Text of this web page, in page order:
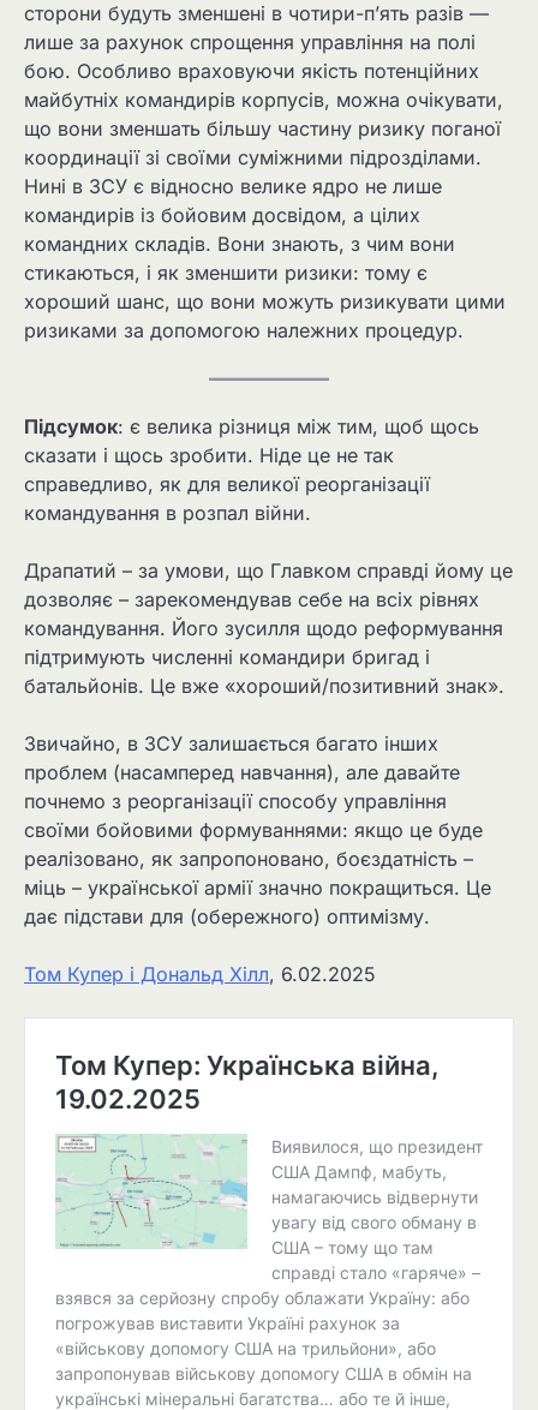
сторони будуть зменшені в чотири-п’ять разів —
лише за рахунок спрощення управління на полі
бою. Особливо враховуючи якість потенційних
майбутніх командирів корпусів, можна очікувати,
що вони зменшать більшу частину ризику поганої
координації зі своїми суміжними підрозділами.
Нині в ЗСУ є відносно велике ядро ​​не лише
командирів із бойовим досвідом, а цілих
командних складів. Вони знають, з чим вони
стикаються, і як зменшити ризики: тому є
хороший шанс, що вони можуть ризикувати цими
ризиками за допомогою належних процедур.
Підсумок: є велика різниця між тим, щоб щось
сказати і щось зробити. Ніде це не так
справедливо, як для великої реорганізації
командування в розпал війни.
Драпатий – за умови, що Главком справді йому це
дозволяє – зарекомендував себе на всіх рівнях
командування. Його зусилля щодо реформування
підтримують численні командири бригад і
батальйонів. Це вже «хороший/позитивний знак».
Звичайно, в ЗСУ залишається багато інших
проблем (насамперед навчання), але давайте
почнемо з реорганізації способу управління
своїми бойовими формуваннями: якщо це буде
реалізовано, як запропоновано, боєздатність –
міць – української армії значно покращиться. Це
дає підстави для (обережного) оптимізму.
Том Купер і Дональд Хілл, 6.02.2025